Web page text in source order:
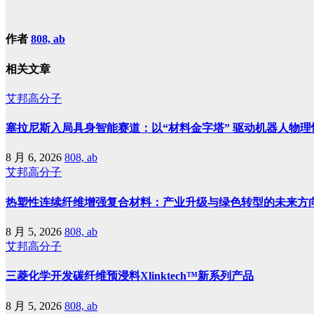
作者 808, ab
相关文章
艾邦高分子
塞拉尼斯入局具身智能赛道：以“材料金字塔” 驱动机器人物
8 月 6, 2026 808, ab
艾邦高分子
热塑性连续纤维增强复合材料：产业升级与绿色转型的未来方
8 月 5, 2026 808, ab
艾邦高分子
三菱化学开发碳纤维预浸料Xlinktech™新系列产品
8 月 5, 2026 808, ab